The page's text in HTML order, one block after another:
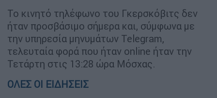
Το κινητό τηλέφωνο του Γκερσκόβιτς δεν
ήταν προσβάσιμο σήμερα και, σύμφωνα με
την υπηρεσία μηνυμάτων Telegram,
τελευταία φορά που ήταν online ήταν την
Τετάρτη στις 13:28 ώρα Μόσχας.
ΟΛΕΣ ΟΙ ΕΙΔΗΣΕΙΣ